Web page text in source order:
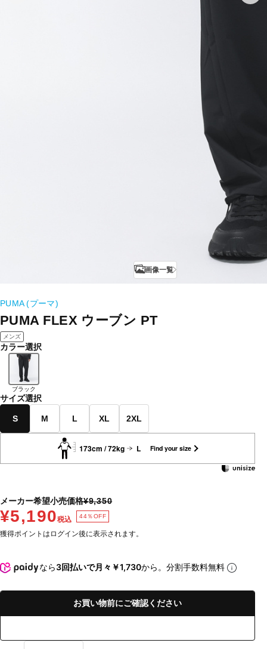
画像一覧
PUMA (プーマ)
PUMA FLEX ウーブン PT
メンズ
カラー選択
ブラック
サイズ選択
S M L XL 2XL
173cm / 72kg L Find your size
メーカー希望小売価格¥9,350
¥5,190税込 44％OFF
獲得ポイントはログイン後に表示されます。
なら3回払いで月々￥1,730から。分割手数料無料
お買い物前にご確認ください